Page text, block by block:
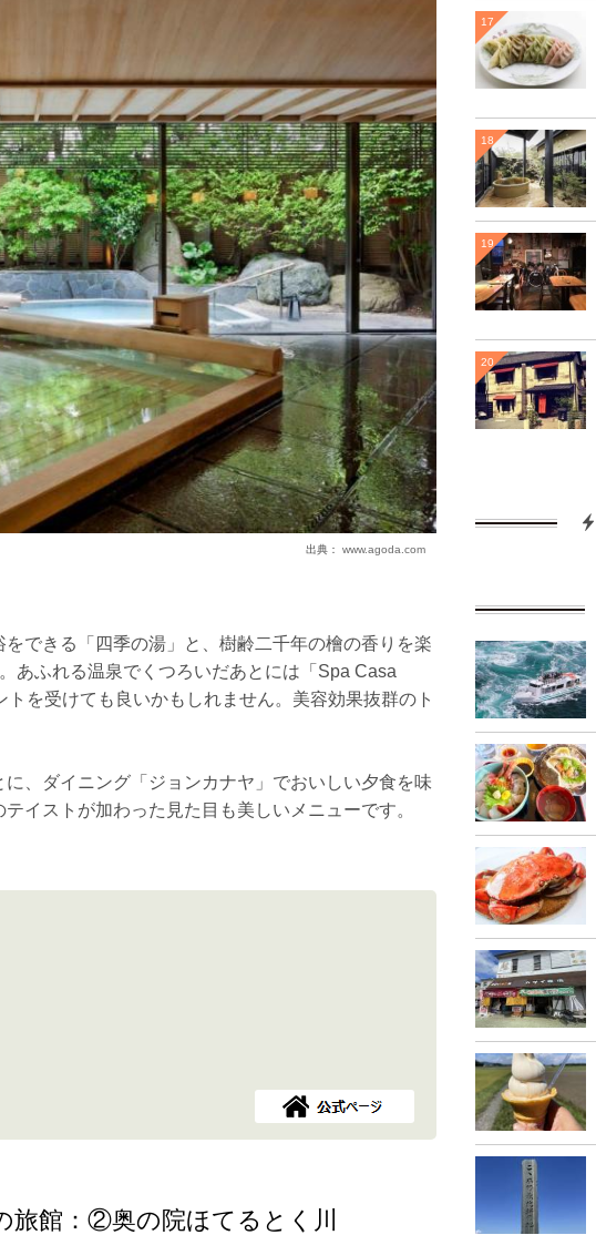
出典： www.agoda.com
できる「四季の湯」と、樹齢二千年の檜の香りを楽
あふれる温泉でくつろいだあとには「Spa Casa
を受けても良いかもしれません。美容効果抜群のト
、ダイニング「ジョンカナヤ」でおいしい夕食を味
イストが加わった見た目も美しいメニューです。
旅館：②奥の院ほてるとく川
17
18
19
20